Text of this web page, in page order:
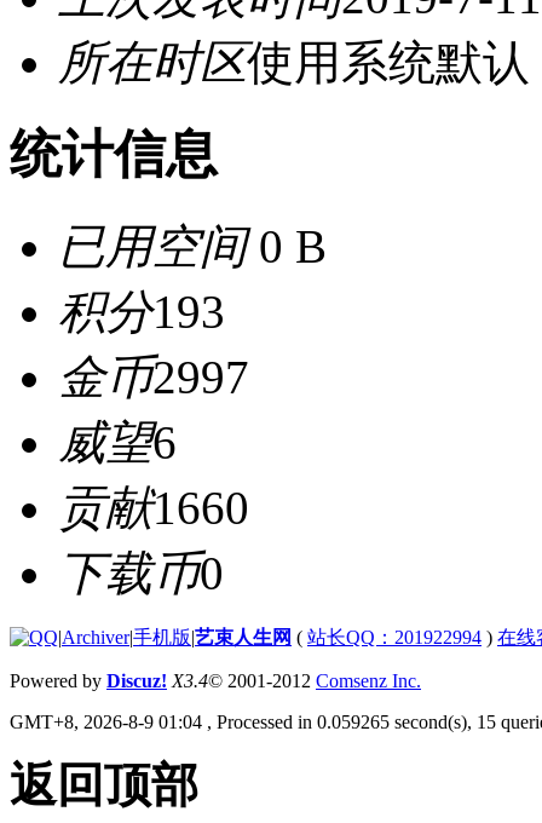
所在时区使用系统默认
统计信息
已用空间0 B
积分193
金币2997
威望6
贡献1660
下载币0
|Archiver|手机版|艺束人生网 ( 站长QQ：201922994 ) 在线
Powered by Discuz! X3.4© 2001-2012 Comsenz Inc.
GMT+8, 2026-8-9 01:04 , Processed in 0.059265 second(s), 15
返回顶部